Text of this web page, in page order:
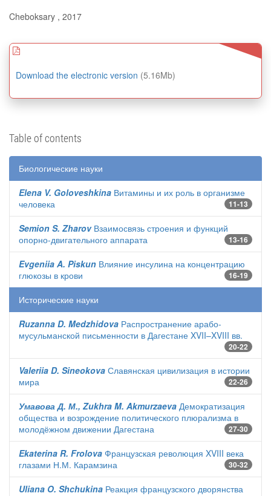
Cheboksary , 2017
Download the electronic version (5.16Mb)
Table of contents
Биологические науки
Elena V. Goloveshkina Витамины и их роль в организме
человека
11-13
Semion S. ZharovВзаимосвязь строения и функций
опорно-двигательного аппарата
13-16
Evgeniia A. Piskun Влияние инсулина на концентрацию
глюкозы в крови
16-19
Исторические науки
Ruzanna D. Medzhidova Распространение арабо-
мусульманской письменности в Дагестане XVII–XVIII вв.
20-22
Valeriia D. Sineokova Славянская цивилизация в истории
мира
22-26
Умавова Д. М., Zukhra M. Akmurzaeva Демократизация
общества и возрождение политического плюрализма в
молодёжном движении Дагестана
27-30
Ekaterina R. Frolova Французская революция XVIII века
глазами Н.М. Карамзина
30-32
Uliana O. Shchukina Реакция французского дворянства